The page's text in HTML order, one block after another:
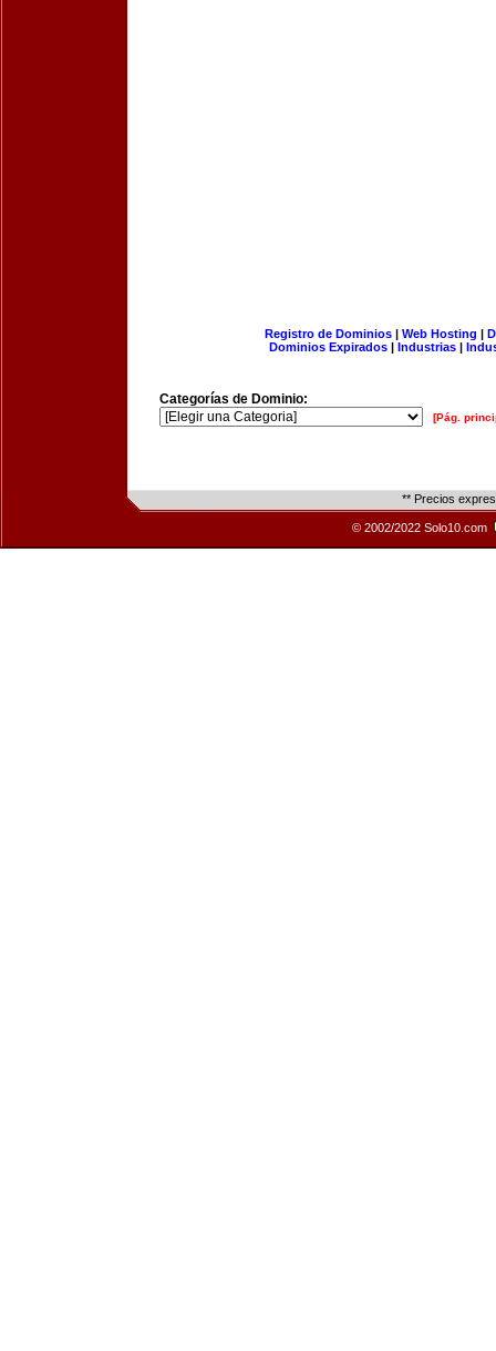
Registro de Dominios| Web Hosting |
Dominios Expirados | Industrias |
Categorías de Dominio:
[Pág.
** Precios
© 2002/2022 Solo10.com